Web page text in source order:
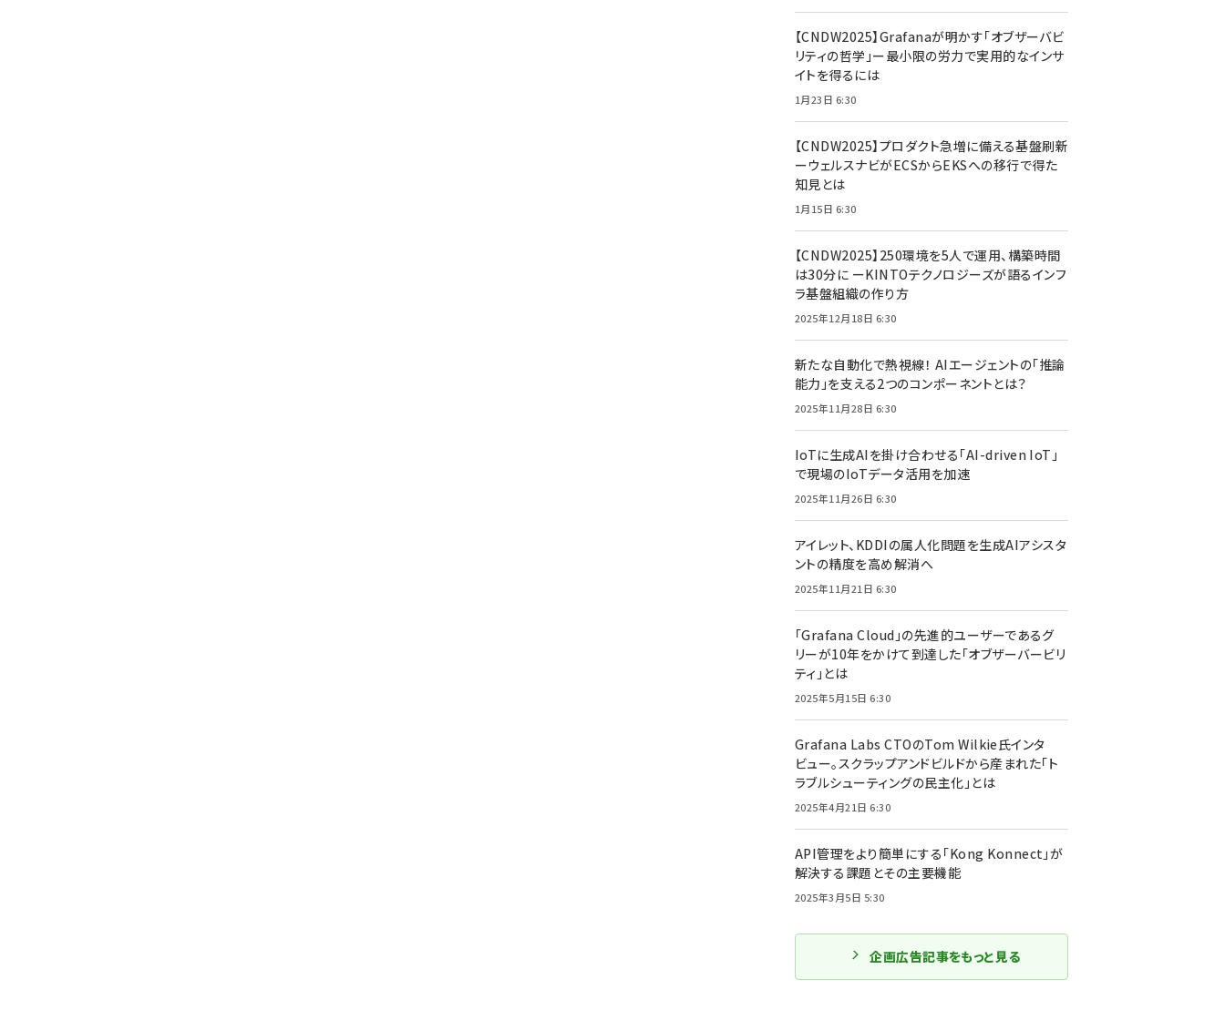
【CNDW2025】Grafanaが明かす「オブザーバビ
リティの哲学」ー最小限の労力で実用的なインサ
イトを得るには
1月23日 6:30
【CNDW2025】プロダクト急増に備える基盤刷新
ーウェルスナビがECSからEKSへの移行で得た
知見とは
1月15日 6:30
【CNDW2025】250環境を5人で運用、構築時間
は30分に ーKINTOテクノロジーズが語るインフ
ラ基盤組織の作り方
2025年12月18日 6:30
新たな自動化で熱視線！ AIエージェントの「推論
能力」を支える2つのコンポーネントとは？
2025年11月28日 6:30
IoTに生成AIを掛け合わせる「AI-driven IoT」
で現場のIoTデータ活用を加速
2025年11月26日 6:30
アイレット、KDDIの属人化問題を生成AIアシスタ
ントの精度を高め解消へ
2025年11月21日 6:30
「Grafana Cloud」の先進的ユーザーであるグ
リーが10年をかけて到達した「オブザーバービリ
ティ」とは
2025年5月15日 6:30
Grafana Labs CTOのTom Wilkie氏インタ
ビュー。スクラップアンドビルドから産まれた「ト
ラブルシューティングの民主化」とは
2025年4月21日 6:30
API管理をより簡単にする「Kong Konnect」が
解決する課題とその主要機能
2025年3月5日 5:30
企画広告記事をもっと見る